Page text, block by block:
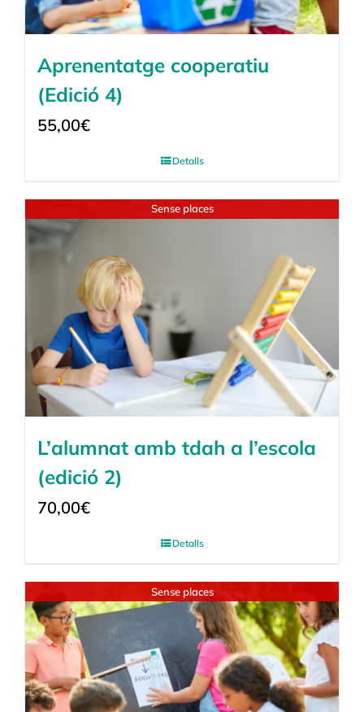
Aprenentatge cooperatiu
(Edició 4)
55,00€
Detalls
Sense places
L’alumnat amb tdah a l’escola
(edició 2)
70,00€
Detalls
Sense places